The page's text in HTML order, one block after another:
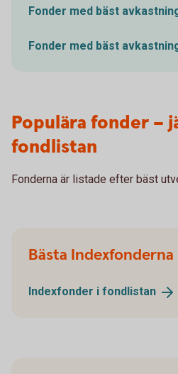
Fonder med bäst
Fonder med bäst
Populära fonder –
fondlistan
Fonderna är listade efter bäst
Bästa Indexfonderna
Indexfonder i fondlistan